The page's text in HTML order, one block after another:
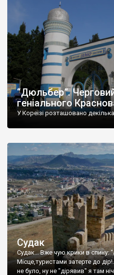
“Дюльбер”.
геніального
У Кореїзі розташовано
Судак
Судак... Вже чую крики в спину:
Місце,туристами затерте до
не було, ну не "дірявив" я там